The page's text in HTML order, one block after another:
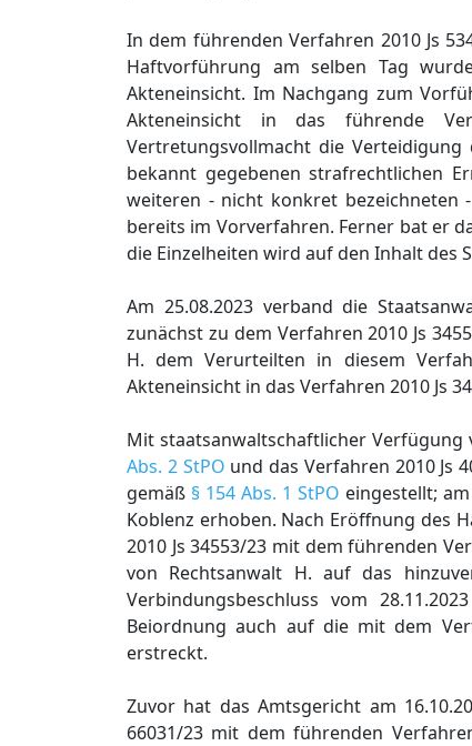
In dem führenden Verfahren 2010 Js
Haftvorführung am selben Tag
Akteneinsicht. Im Nachgang zum
Akteneinsicht in das führende
Vertretungsvollmacht die
bekannt gegebenen strafrechtlichen
weiteren - nicht konkret bezeichneten
bereits im Vorverfahren. Ferner bat er
die Einzelheiten wird auf den Inhalt des
Am 25.08.2023 verband die
zunächst zu dem Verfahren 2010 Js
H. dem Verurteilten in diesem
Akteneinsicht in das Verfahren 2010 Js
Mit staatsanwaltschaftlicher Verfügung
Abs. 2 StPO und das Verfahren 2010 Js
gemäß § 154 Abs. 1 StPO eingestellt;
Koblenz erhoben. Nach Eröffnung des
2010 Js 34553/23 mit dem führenden
von Rechtsanwalt H. auf das
Verbindungsbeschluss vom
Beiordnung auch auf die mit dem
erstreckt.
Zuvor hat das Amtsgericht am
66031/23 mit dem führenden